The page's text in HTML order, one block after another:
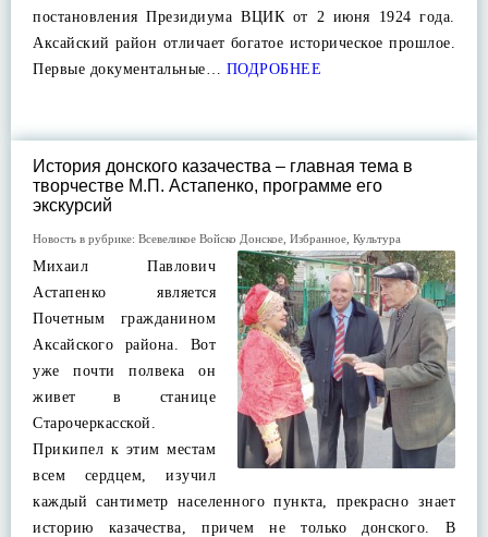
постановления Президиума ВЦИК от 2 июня 1924 года.
Аксайский район отличает богатое историческое прошлое.
Первые документальные… ПОДРОБНЕЕ
История донского казачества – главная тема в
творчестве М.П. Астапенко, программе его
экскурсий
Новость в рубрике: Всевеликое Войско Донское Избранное Культура
Михаил Павлович
Астапенко является
Почетным гражданином
Аксайского района. Вот
уже почти полвека он
живет в станице
Старочеркасской.
Прикипел к этим местам
всем сердцем, изучил
каждый сантиметр населенного пункта, прекрасно знает
историю казачества, причем не только донского. В